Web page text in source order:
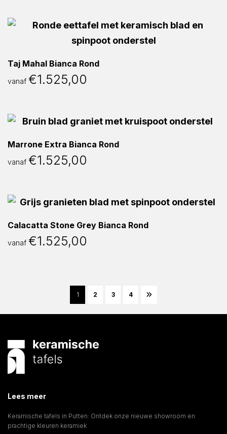
Taj Mahal Bianca Rond
vanaf €1.525,00
Marrone Extra Bianca Rond
vanaf €1.525,00
Calacatta Stone Grey Bianca Rond
vanaf €1.525,00
1 2 3 4
Lees meer
Keramische tafels in Putten: Ontdek onze nieuwe showroom en
prachtige kleuren keramiek